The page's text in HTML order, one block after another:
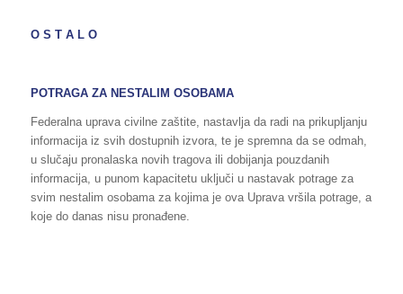
O S T A L O
POTRAGA ZA NESTALIM OSOBAMA
Federalna uprava civilne zaštite, nastavlja da radi na prikupljanju
informacija iz svih dostupnih izvora, te je spremna da se odmah,
u slučaju pronalaska novih tragova ili dobijanja pouzdanih
informacija, u punom kapacitetu uključi u nastavak potrage za
svim nestalim osobama za kojima je ova Uprava vršila potrage, a
koje do danas nisu pronađene.